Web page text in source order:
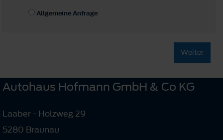
Allgemeine Anfrage
Weiter
Autohaus Hofmann GmbH & Co KG
Laaber - Holzweg 29
5280 Braunau